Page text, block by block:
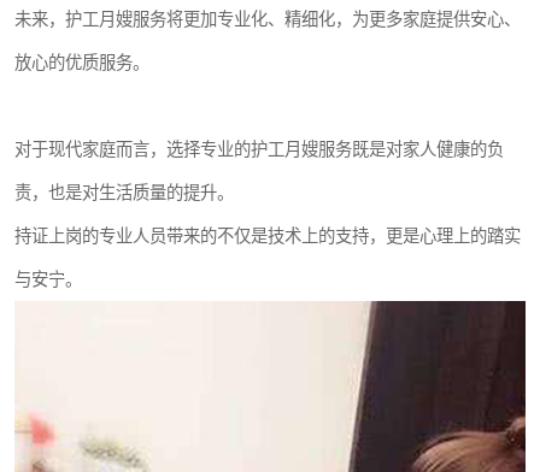
未来，护工月嫂服务将更加专业化、精细化，为更多家庭提供安心、
放心的优质服务。
对于现代家庭而言，选择专业的护工月嫂服务既是对家人健康的负
责，也是对生活质量的提升。
持证上岗的专业人员带来的不仅是技术上的支持，更是心理上的踏实
与安宁。